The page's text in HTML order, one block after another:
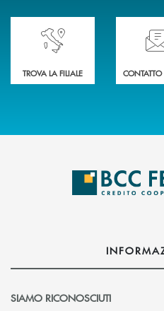
Accedi all' elenco completo delle
TROVA LA FILIALE
Ti serve
CONTATTO
SIAMO RICONOSCIUTI